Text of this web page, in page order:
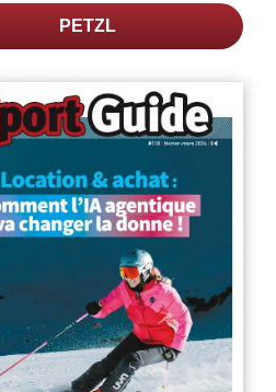
PETZL